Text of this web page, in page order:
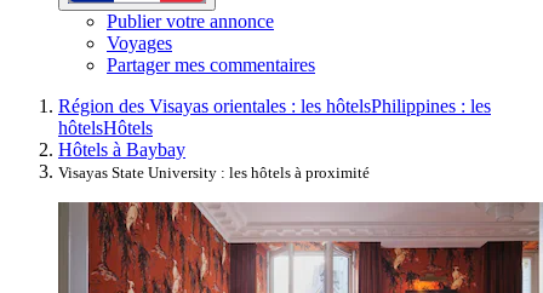
Publier votre annonce
Voyages
Partager mes commentaires
Région des Visayas orientales : les hôtelsPhilippines : les
hôtelsHôtels
Hôtels à Baybay
Visayas State University : les hôtels à proximité